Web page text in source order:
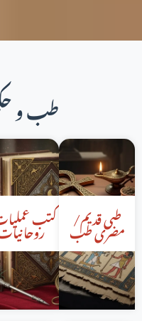
طب و
کتب طبی قدیم/
مصری طب